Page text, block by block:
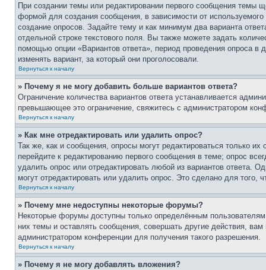
При создании темы или редактировании первого сообщения темы
формой для создания сообщения, в зависимости от
создание опросов. Задайте тему и как минимум два варианта
отдельной строке текстового поля. Вы также можете задать
помощью опции «Вариантов ответа», период проведения опроса в
изменять вариант, за который они проголосовали.
Вернуться к началу
» Почему я не могу добавить больше вариантов ответа?
Ограничение количества вариантов ответа устанавливается
превышающее это ограничение, свяжитесь с администратором
Вернуться к началу
» Как мне отредактировать или удалить опрос?
Так же, как и сообщения, опросы могут редактироваться только
перейдите к редактированию первого сообщения в теме; опрос
удалить опрос или отредактировать любой из вариантов ответа.
могут отредактировать или удалить опрос. Это сделано для
Вернуться к началу
» Почему мне недоступны некоторые форумы?
Некоторые форумы доступны только определённым
них темы и оставлять сообщения, совершать другие действия,
администратором конференции для получения такого разрешения.
Вернуться к началу
» Почему я не могу добавлять вложения?